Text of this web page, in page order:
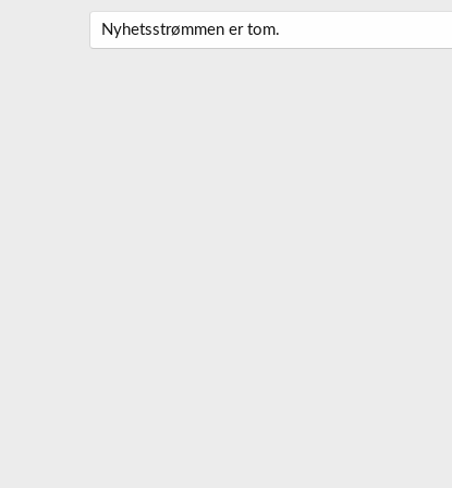
Nyhetsstrømmen er tom.